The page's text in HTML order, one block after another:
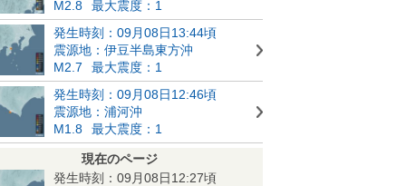
M2.8
最大震度：1
発生時刻：09月08日13:44頃
震源地：伊豆半島東方沖
M2.7
最大震度：1
発生時刻：09月08日12:46頃
震源地：浦河沖
M1.8
最大震度：1
現在のページ
発生時刻：09月08日12:27頃